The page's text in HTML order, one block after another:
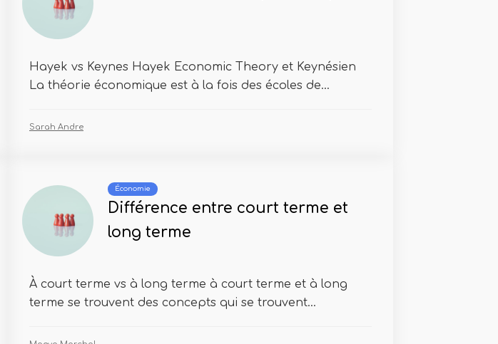
Hayek vs Keynes Hayek Economic Theory et Keynésien
La théorie économique est à la fois des écoles de...
Sarah Andre
Économie
Différence entre court terme et
long terme
À court terme vs à long terme à court terme et à long
terme se trouvent des concepts qui se trouvent...